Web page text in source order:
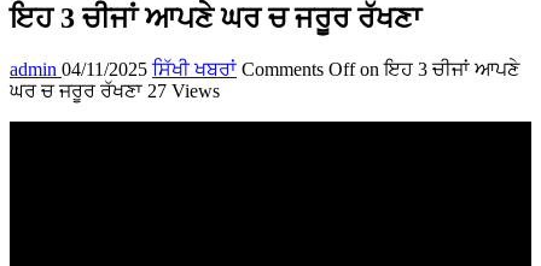
ਇਹ 3 ਚੀਜਾਂ ਆਪਣੇ ਘਰ ਚ ਜਰੂਰ ਰੱਖਣਾ
admin 04/11/2025 ਸਿੱਖੀ ਖਬਰਾਂ Comments Offon ਇਹ 3 ਚੀਜਾਂ ਆਪਣੇ
ਘਰ ਚ ਜਰੂਰ ਰੱਖਣਾ 27 Views